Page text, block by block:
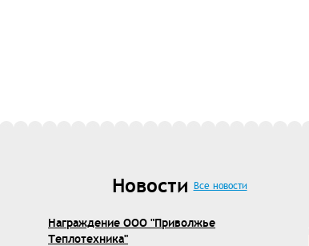
НовостиВсе новости
Награждение ООО "Приволжье
Теплотехника"